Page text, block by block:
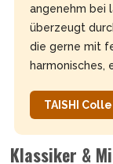
angenehm bei
überzeugt
die gerne mit
harmonisches,
TAISHI
Klassiker &